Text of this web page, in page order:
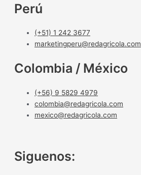
Perú
(+51) 1 242 3677
marketingperu@redagricola.com
Colombia / México
(+56) 9 5829 4979
colombia@redagricola.com
mexico@redagricola.com
Siguenos: